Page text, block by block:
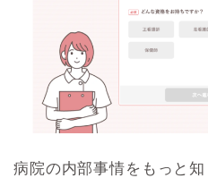
病院の内部事情をもっと